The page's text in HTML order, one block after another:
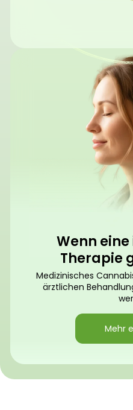
Wenn
Therapie
Medizinisches
ärztlichen
Mehr